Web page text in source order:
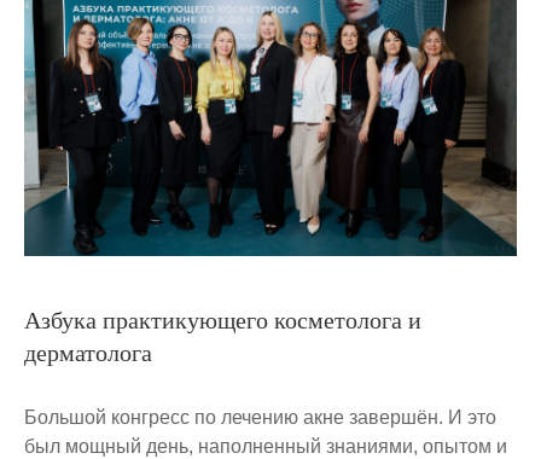
Азбука практикующего косметолога и
дерматолога
Большой конгресс по лечению акне завершён. И это
был мощный день, наполненный знаниями, опытом и